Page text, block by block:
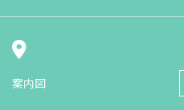
案内図